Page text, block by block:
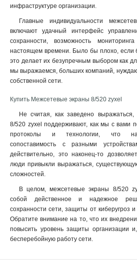
инфраструктуре организации.
Главные индивидуальности
включают удачный интерфейс
сохранности, возможность
настоящем времени. Было бы плохо, если
это делает их безупречным выбором как
мы выражаемся, больших компаний,
собственной сети.
Купить Межсетевые экраны 8/520 zyxel
Не считая, как заведено
8/520 zyxel поддерживают, как мы с вами
протоколы и технологии, что
сопоставимость с разными
действительно, это наконец-то
люди привыкли выражаться,
сложностей.
В целом, межсетевые экраны 8/520
собой действенное и надежное
сохранности сети, защиты от киберугроз
Обратите внимание на то, что их
повысить уровень защиты организации
бесперебойную работу сети.